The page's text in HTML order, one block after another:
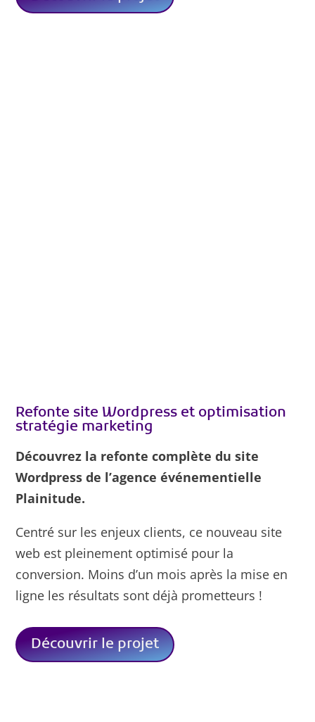
Refonte site Wordpress et optimisation
stratégie marketing
Découvrez la refonte complète du site
Wordpress de l’agence événementielle
Plainitude.
Centré sur les enjeux clients, ce nouveau site
web est pleinement optimisé pour la
conversion. Moins d’un mois après la mise en
ligne les résultats sont déjà prometteurs !
Découvrir le projet